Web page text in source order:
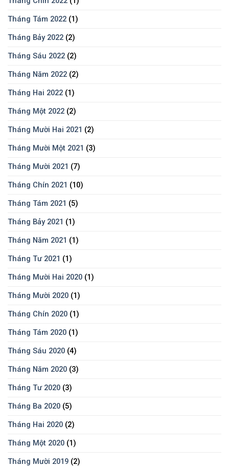
Tháng Tám 2022 (1)
Tháng Bảy 2022 (2)
Tháng Sáu 2022 (2)
Tháng Năm 2022 (2)
Tháng Hai 2022 (1)
Tháng Một 2022 (2)
Tháng Mười Hai 2021 (2)
Tháng Mười Một 2021 (3)
Tháng Mười 2021 (7)
Tháng Chín 2021 (10)
Tháng Tám 2021 (5)
Tháng Bảy 2021 (1)
Tháng Năm 2021 (1)
Tháng Tư 2021 (1)
Tháng Mười Hai 2020 (1)
Tháng Mười 2020 (1)
Tháng Chín 2020 (1)
Tháng Tám 2020 (1)
Tháng Sáu 2020 (4)
Tháng Năm 2020 (3)
Tháng Tư 2020 (3)
Tháng Ba 2020 (5)
Tháng Hai 2020 (2)
Tháng Một 2020 (1)
Tháng Mười 2019 (2)